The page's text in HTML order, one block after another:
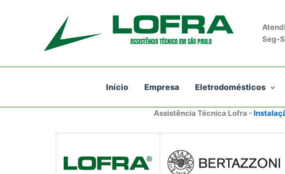
Seg-
Início Empresa Eletrodomésticos
Assistência Técnica Lofra -